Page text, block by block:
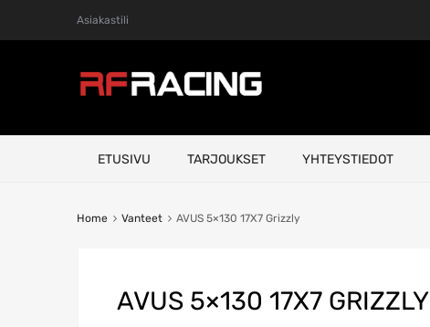
Asiakastili
ETUSIVU TARJOUKSET YHTEYSTIEDOT
Home Vanteet AVUS 5×130 17X7 Grizzly
AVUS 5×130 17X7 GRIZZLY